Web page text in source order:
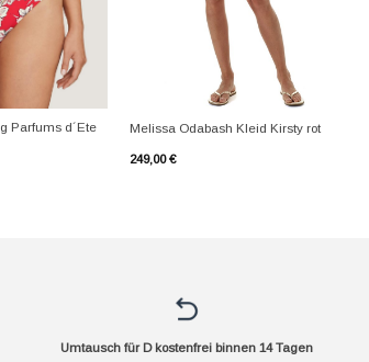
Parfums d´Ete
Melissa Odabash Kleid Kirsty rot
249,00€
Umtausch für D kostenfrei binnen 14 Tagen